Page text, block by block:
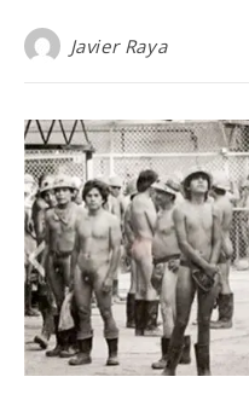
Javier Raya